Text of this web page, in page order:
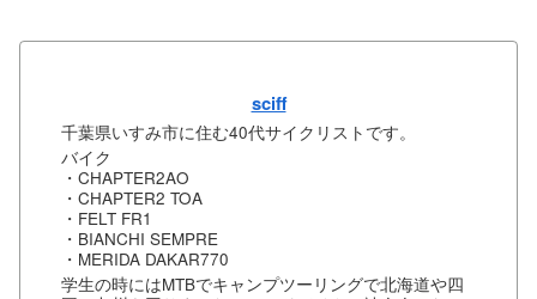
sciff
千葉県いすみ市に住む40代サイクリストです。
バイク
・CHAPTER2AO
・CHAPTER2 TOA
・FELT FR1
・BIANCHI SEMPRE
・MERIDA DAKAR770
学生の時にはMTBでキャンプツーリングで北海道や四